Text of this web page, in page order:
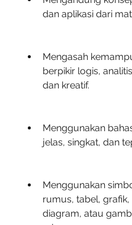
dan aplikasi dari
Mengasah
berpikir logis,
dan kreatif.
Menggunakan
jelas, singkat, dan
Menggunakan
rumus, tabel, grafik,
diagram, atau